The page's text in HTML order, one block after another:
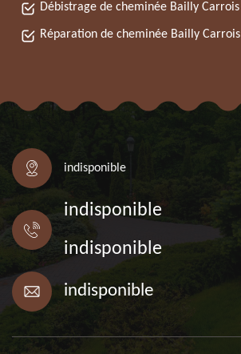
Débistrage de cheminée Bailly Carrois
Réparation de cheminée Bailly Carrois
indisponible
indisponible
indisponible
indisponible